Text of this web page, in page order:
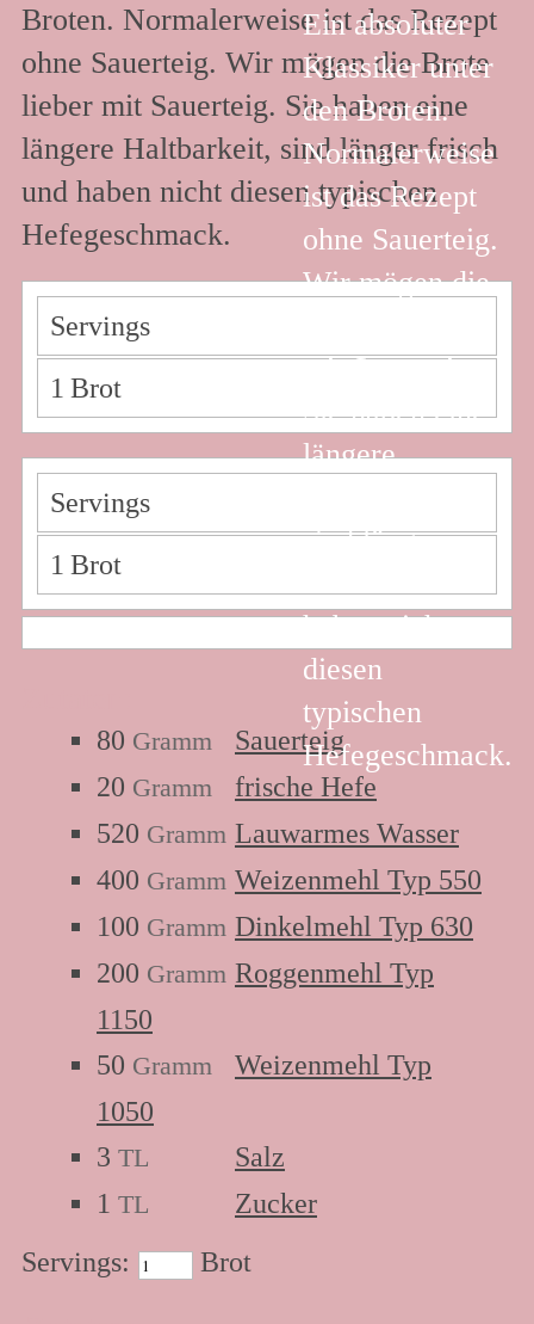
Ein absoluter
Klassiker unter
den Broten.
Normalerweise
ist das Rezept
ohne Sauerteig.
Wir mögen die
mit Sauerteig.
Sie haben eine
längere
sind länger
haben nicht
diesen
typischen
Hefegeschmack.
Broten. Normalerweise ist das Rezept
ohne Sauerteig. Wir mögen die Brote
lieber mit Sauerteig. Sie haben eine
längere Haltbarkeit, sind länger frisch
und haben nicht diesen typischen
Hefegeschmack.
Servings
1 Brot
Servings
1 Brot
80 Gramm
Sauerteig
20 Gramm
frische Hefe
520 Gramm Lauwarmes Wasser
400 Gramm Weizenmehl Typ 550
100 Gramm Dinkelmehl Typ 630
200 Gramm Roggenmehl Typ
1150
50 Gramm
Weizenmehl Typ
1050
3 TL
Salz
1 TL
Zucker
Servings:
Brot